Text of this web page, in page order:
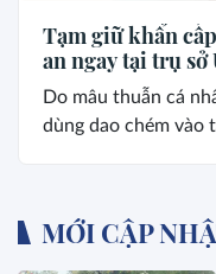
Tạm giữ khẩn
an ngay tại trụ sở
Do mâu thuẫn cá
dùng dao chém vào
MỚI CẬP